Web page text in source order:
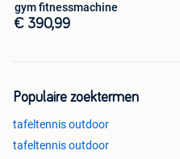
gym fitnessmachine
€ 390,99
Populaire zoektermen
tafeltennis outdoor
tafeltennis outdoor